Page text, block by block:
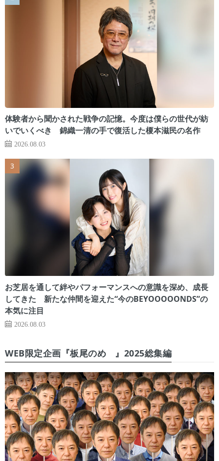
体験者から聞かされた戦争の記憶。今度は僕らの世代が紡
いでいくべき 錦織一清の手で復活した榎本滋民の名作
2026.08.03
お芝居を通して絆やパフォーマンスへの意識を深め、成長
してきた 新たな仲間を迎えた“今のBEYOOOOONDS”の
本気に注目
2026.08.03
WEB限定企画『板尾のめ゙』2025総集編